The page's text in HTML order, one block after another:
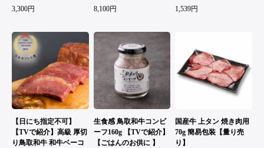
3,300円
8,100円
1,539円
【日にち指定不可】
【TVで紹介】高級 厚切
り鳥取和牛 和牛ベーコ
生食感 鳥取和牛コンビ
ーフ160g 【TVで紹介】
【ごはんのお供に 】
国産牛 上タン 焼き肉用
70g 簡易包装【量り売
り】